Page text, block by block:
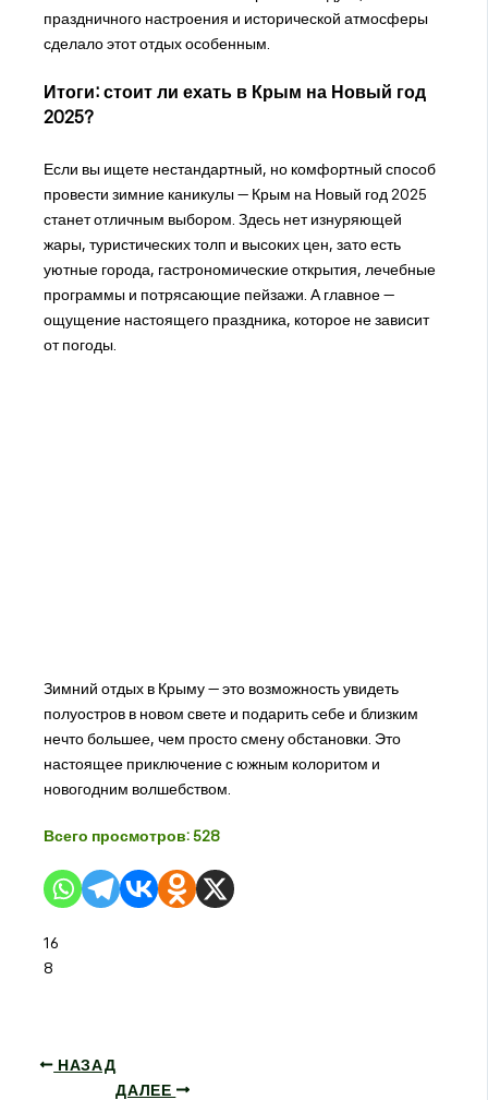
праздничного настроения и исторической атмосферы
сделало этот отдых особенным.
Итоги: стоит ли ехать в Крым на Новый год
2025?
Если вы ищете нестандартный, но комфортный способ
провести зимние каникулы — Крым на Новый год 2025
станет отличным выбором. Здесь нет изнуряющей
жары, туристических толп и высоких цен, зато есть
уютные города, гастрономические открытия, лечебные
программы и потрясающие пейзажи. А главное —
ощущение настоящего праздника, которое не зависит
от погоды.
Зимний отдых в Крыму — это возможность увидеть
полуостров в новом свете и подарить себе и близким
нечто большее, чем просто смену обстановки. Это
настоящее приключение с южным колоритом и
новогодним волшебством.
Всего просмотров: 528
16
8
НАЗАД
ДАЛЕЕ